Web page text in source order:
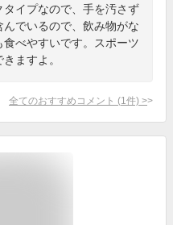
イプなので、手を汚さず
でいるので、飲み物がな
べやすいです。スポーツ
ますよ。
全てのおすすめコメント (1 件) >